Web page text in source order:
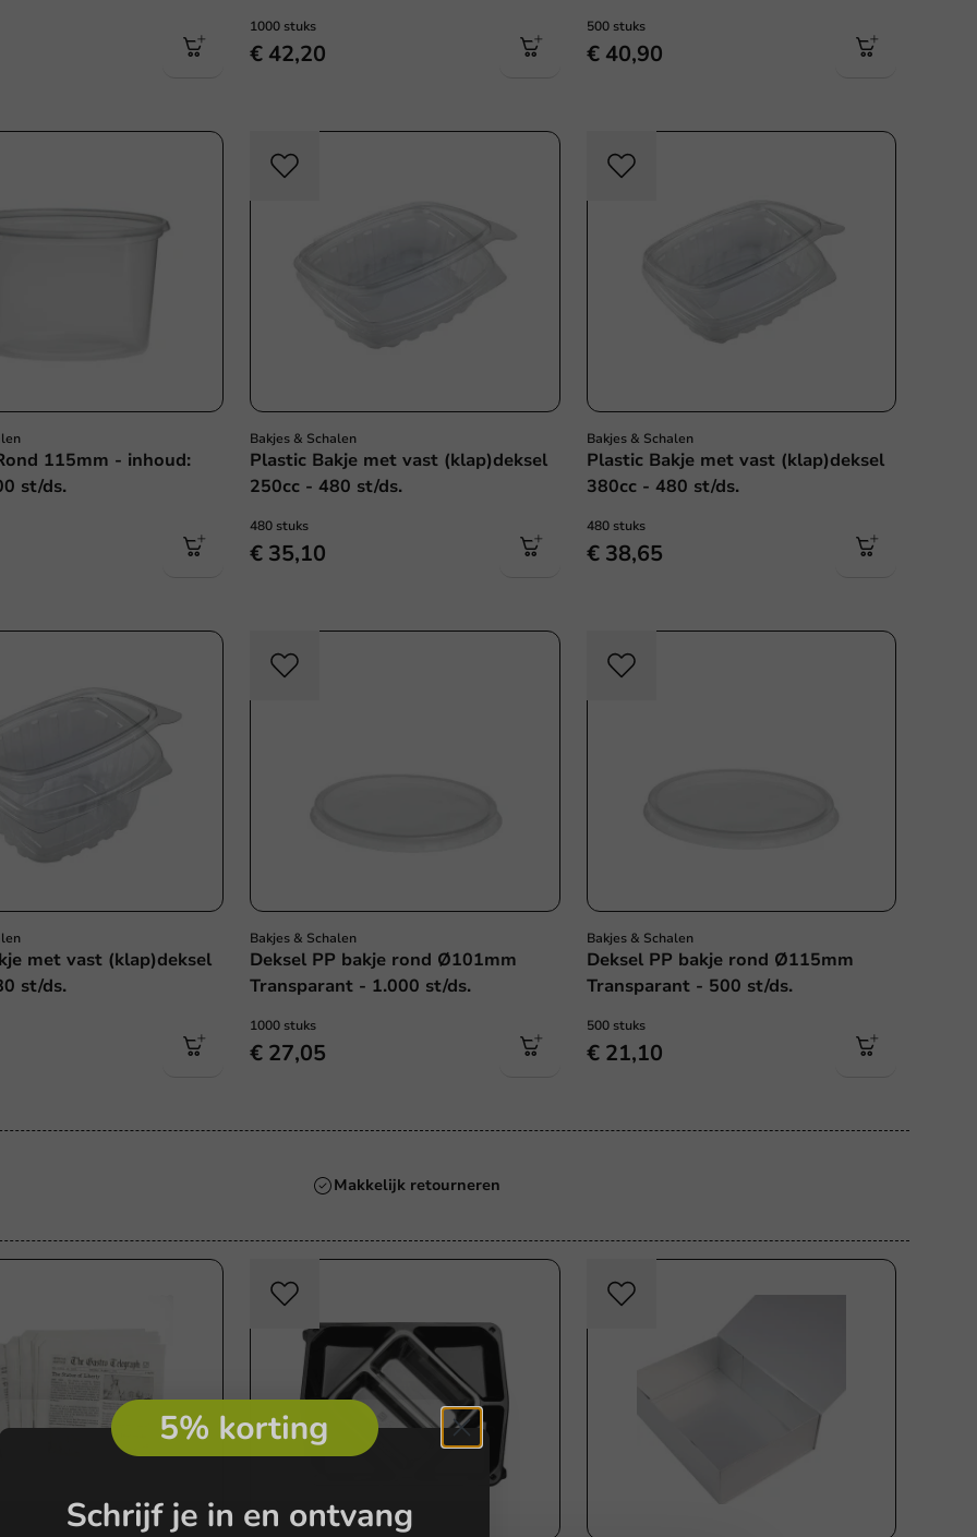
1000 stuks
€ 42,20
500 stuks
€ 40,90
115mm - inhoud:
st/ds.
Bakjes & Schalen
Plastic Bakje met vast (klap)deksel
250cc - 480 st/ds.
480 stuks
€ 35,10
Bakjes & Schalen
Plastic Bakje met vast (klap)deksel
380cc - 480 st/ds.
480 stuks
€ 38,65
met vast (klap)deksel
st/ds.
Bakjes & Schalen
Deksel PP bakje rond Ø101mm
Transparant - 1.000 st/ds.
1000 stuks
€ 27,05
Bakjes & Schalen
Deksel PP bakje rond Ø115mm
Transparant - 500 st/ds.
500 stuks
€ 21,10
Altijd de beste prijs